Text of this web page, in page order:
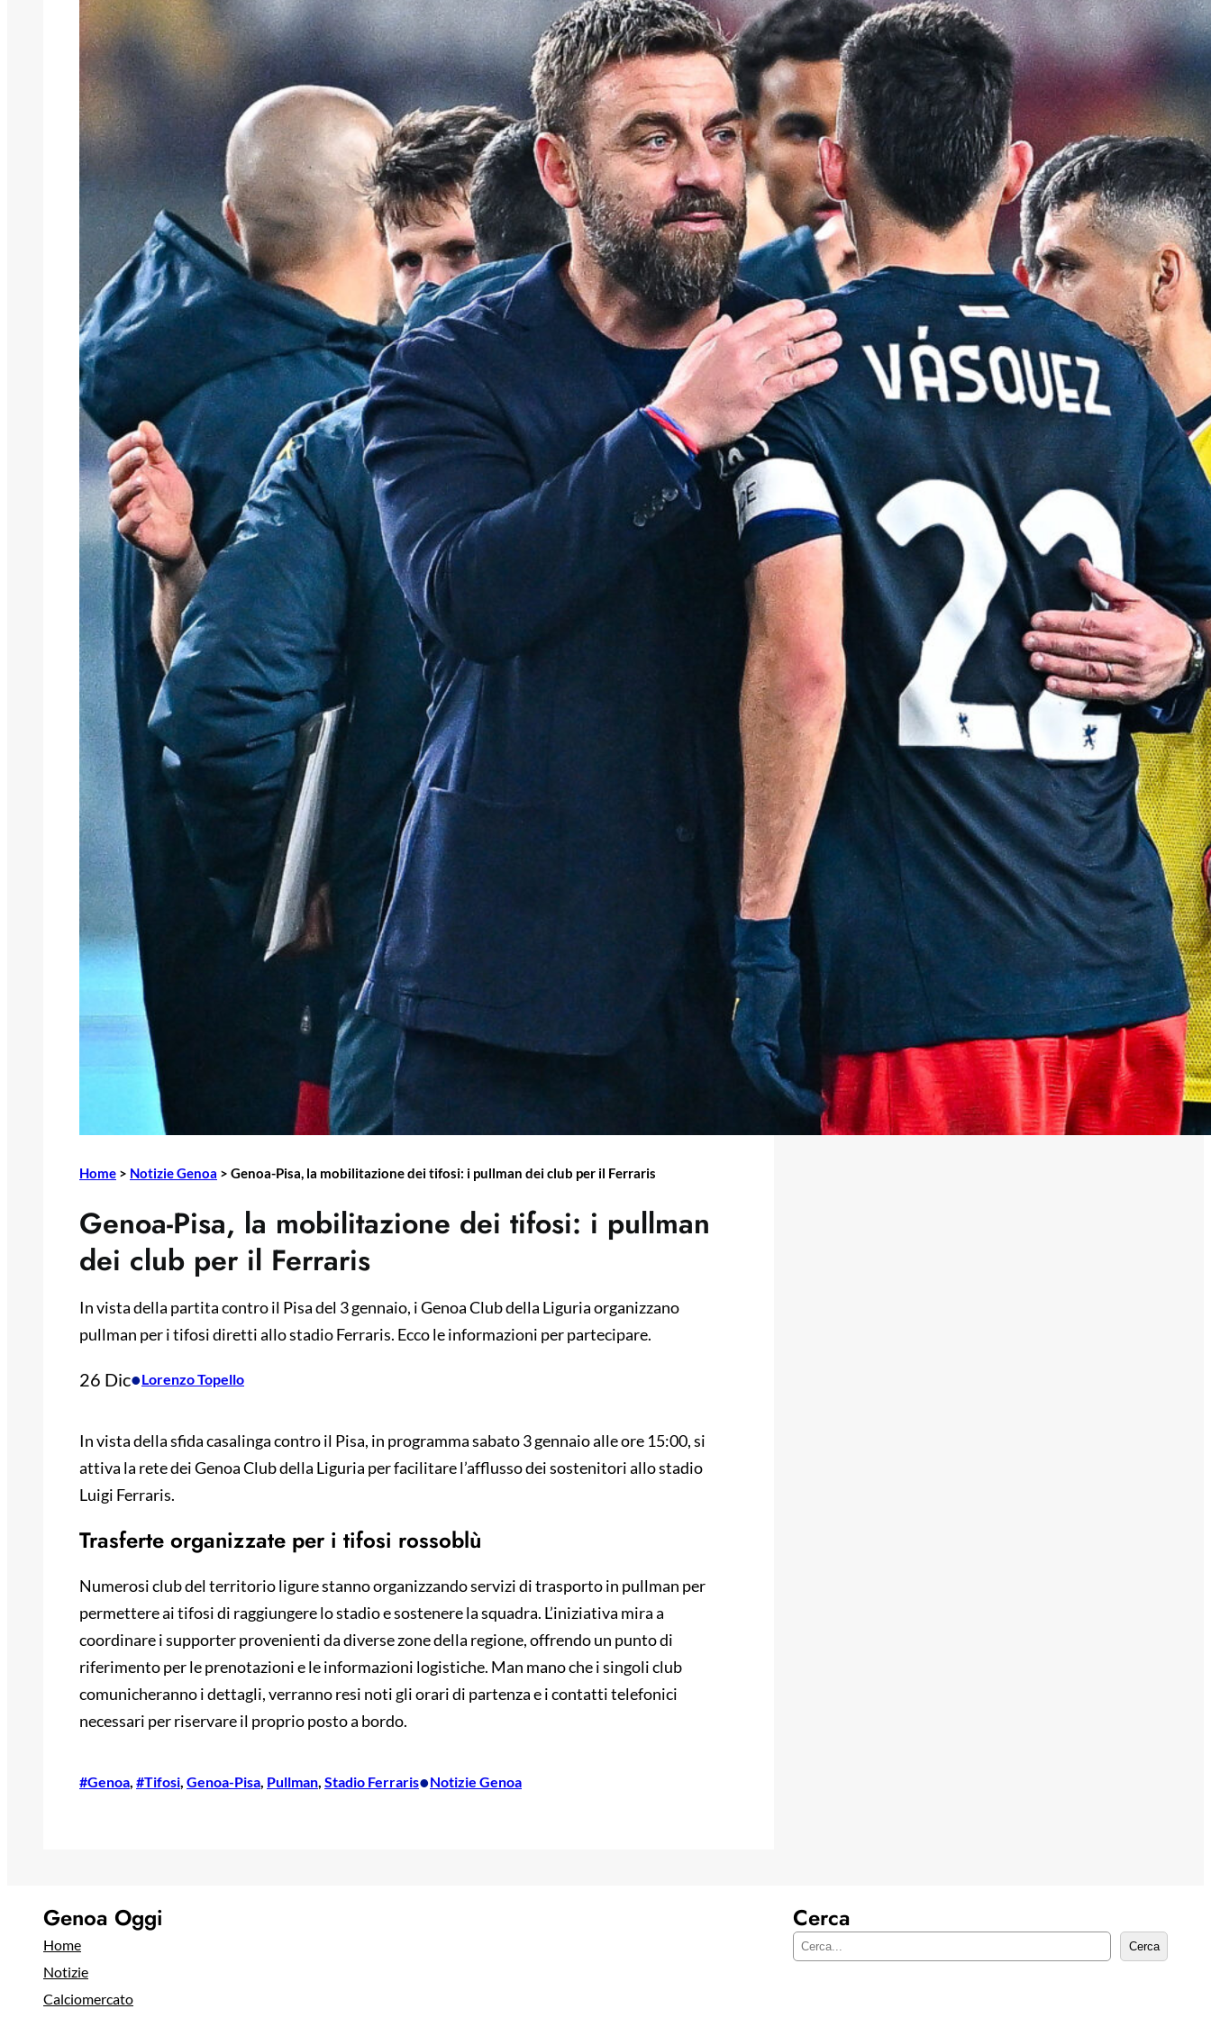
Home > Notizie Genoa > Genoa-Pisa, la mobilitazione dei tifosi: i pullman dei club per il Ferraris
Genoa-Pisa, la mobilitazione dei tifosi: i pullman
dei club per il Ferraris
In vista della partita contro il Pisa del 3 gennaio, i Genoa Club della Liguria organizzano
pullman per i tifosi diretti allo stadio Ferraris. Ecco le informazioni per partecipare.
26 Dic•Lorenzo Topello
In vista della sfida casalinga contro il Pisa, in programma sabato 3 gennaio alle ore 15:00, si
attiva la rete dei Genoa Club della Liguria per facilitare l’afflusso dei sostenitori allo stadio
Luigi Ferraris.
Trasferte organizzate per i tifosi rossoblù
Numerosi club del territorio ligure stanno organizzando servizi di trasporto in pullman per
permettere ai tifosi di raggiungere lo stadio e sostenere la squadra. L’iniziativa mira a
coordinare i supporter provenienti da diverse zone della regione, offrendo un punto di
riferimento per le prenotazioni e le informazioni logistiche. Man mano che i singoli club
comunicheranno i dettagli, verranno resi noti gli orari di partenza e i contatti telefonici
necessari per riservare il proprio posto a bordo.
#Genoa, #Tifosi, Genoa-Pisa, Pullman, Stadio Ferraris•Notizie Genoa
Rientra Østigård, il Genoa prepara il
trittico di sfide al Ferraris
6 Agosto 2026
L’ex rossoblù Carparelli riparte dal
Cisano: nuova sfida a 50 anni
6 Agosto 2026
Genoa Oggi
Home
Notizie
Calciomercato
Cerca
C
Cerca